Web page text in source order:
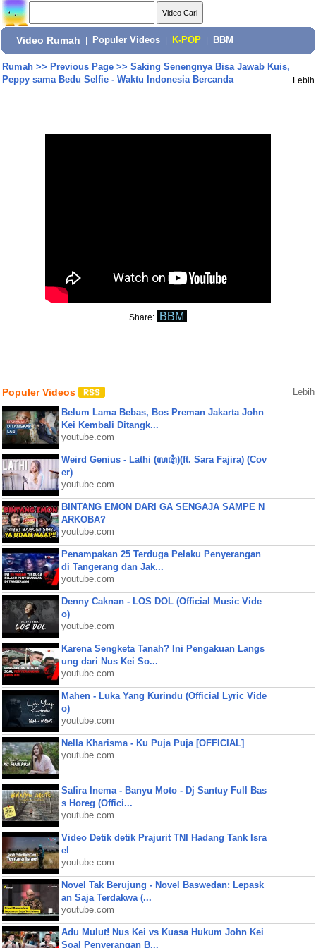
Video Rumah Populer Videos K-POP BBM
Rumah>> Previous Page>> Saking Senengnya Bisa Jawab Kuis,
Peppy sama Bedu Selfie - Waktu Indonesia Bercanda
Lebih
Share: BBM
Populer Videos Lebih
Belum Lama Bebas, Bos Preman Jakarta John
Kei Kembali Ditangk...
youtube.com
Weird Genius - Lathi (ꦭꦛꦶ)(ft. Sara Fajira) (Cov
er)
youtube.com
BINTANG EMON DARI GA SENGAJA SAMPE N
ARKOBA?
youtube.com
Penampakan 25 Terduga Pelaku Penyerangan
di Tangerang dan Jak...
youtube.com
Denny Caknan - LOS DOL (Official Music Vide
o)
youtube.com
Karena Sengketa Tanah? Ini Pengakuan Langs
ung dari Nus Kei So...
youtube.com
Mahen - Luka Yang Kurindu (Official Lyric Vide
o)
youtube.com
Nella Kharisma - Ku Puja Puja [OFFICIAL]
youtube.com
Safira Inema - Banyu Moto - Dj Santuy Full Bas
s Horeg (Offici...
youtube.com
Video Detik detik Prajurit TNI Hadang Tank Isra
el
youtube.com
Novel Tak Berujung - Novel Baswedan: Lepask
an Saja Terdakwa (...
youtube.com
Adu Mulut! Nus Kei vs Kuasa Hukum John Kei
Soal Penyerangan B...